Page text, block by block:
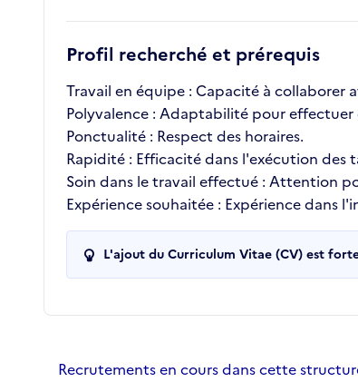
Profil recherché et prérequis
Travail en équipe : Capacité à collaborer
Polyvalence : Adaptabilité pour
Ponctualité : Respect des horaires.
Rapidité : Efficacité dans l'exécution des
Soin dans le travail effectué : Attention
Expérience souhaitée : Expérience dans
L'ajout du Curriculum Vitae (CV) est
Recrutements de la structure
Recrutements en cours dans cette